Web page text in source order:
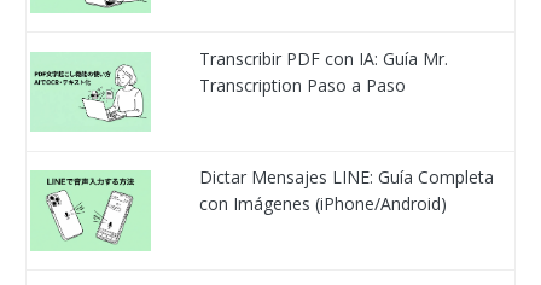
Transcribir PDF con IA: Guía Mr.
Transcription Paso a Paso
Dictar Mensajes LINE: Guía Completa
con Imágenes (iPhone/Android)